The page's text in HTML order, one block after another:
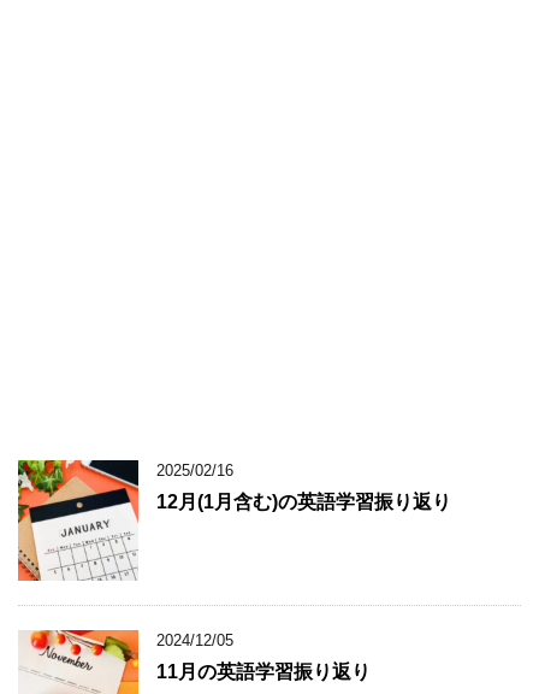
2025/02/16
12月(1月含む)の英語学習振り返り
2024/12/05
11月の英語学習振り返り